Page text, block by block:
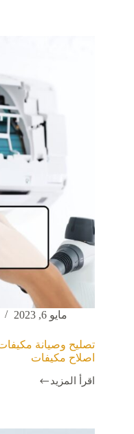
مايو 6, 2023
اصلاح مكيفات
اقرأ المزيد
تصليح